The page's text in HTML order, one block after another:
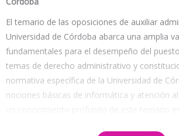
El temario de las oposiciones de auxiliar
Universidad de Córdoba abarca una amplia
fundamentales para el desempeño del
temas de derecho administrativo y
normativa específica de la Universidad de
nociones básicas de informática y atención